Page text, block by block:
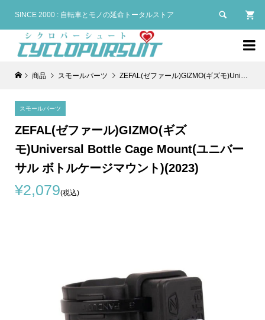
SINCE 2000 : 自転車とモノの延命トータルストア 

商品 スモールパーツ ZEFAL(ゼファール)GIZMO(ギズモ)Universal Bottle Cage Mount(ユニバーサル ボトルケージマウント)(2023)
スモールパーツ
ZEFAL(ゼファール)GIZMO(ギズ
モ)Universal Bottle Cage Mount(ユニバー
サル ボトルケージマウント)(2023)
¥2,079(税込)